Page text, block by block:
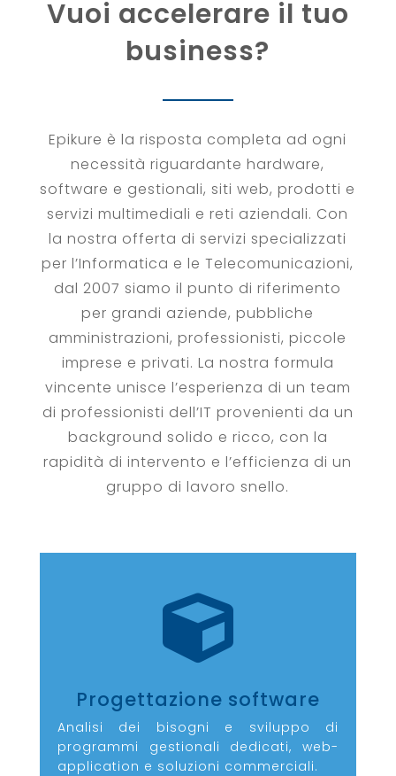
Vuoi accelerare il tuo
business?
Epikure è la risposta completa ad ogni
necessità riguardante hardware,
software e gestionali, siti web, prodotti e
servizi multimediali e reti aziendali. Con
la nostra offerta di servizi specializzati
per l’Informatica e le Telecomunicazioni,
dal 2007 siamo il punto di riferimento
per grandi aziende, pubbliche
amministrazioni, professionisti, piccole
imprese e privati. La nostra formula
vincente unisce l’esperienza di un team
di professionisti dell’IT provenienti da un
background solido e ricco, con la
rapidità di intervento e l’efficienza di un
gruppo di lavoro snello.

Progettazione software
Analisi dei bisogni e sviluppo di
programmi gestionali dedicati, web-
application e soluzioni commerciali.